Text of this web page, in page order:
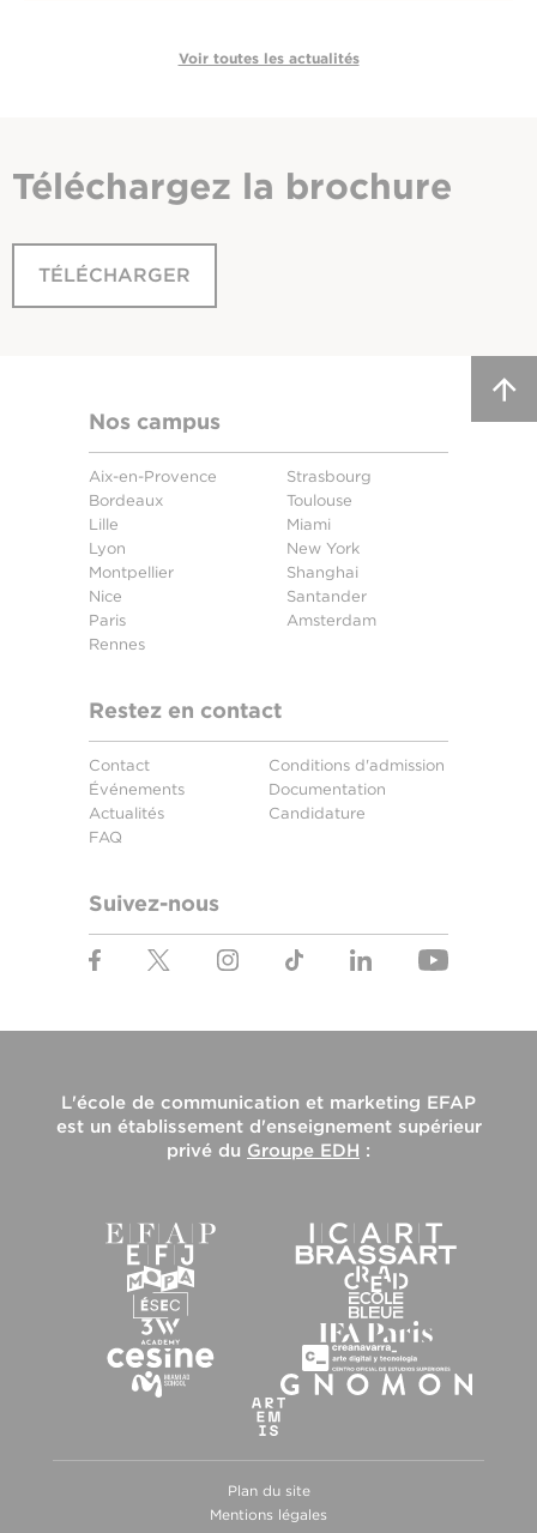
Voir toutes les actualités
Téléchargez la brochure
TÉLÉCHARGER
Nos campus
Aix-en-Provence
Bordeaux
Lille
Lyon
Montpellier
Nice
Paris
Rennes
Strasbourg
Toulouse
Miami
New York
Shanghai
Santander
Amsterdam
Restez en contact
Contact
Événements
Actualités
FAQ
Conditions d'admission
Documentation
Candidature
Suivez-nous
L'école de communication et marketing EFAP
est un établissement d'enseignement supérieur
privé du Groupe EDH :
Plan du site
Mentions légales